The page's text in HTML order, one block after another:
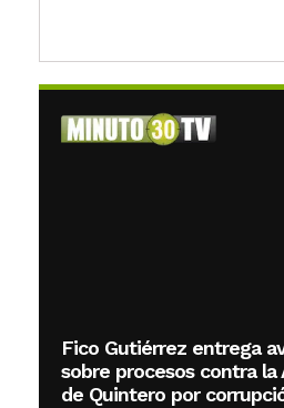
Fico Gutiérrez entrega
sobre procesos contra la
de Quintero por